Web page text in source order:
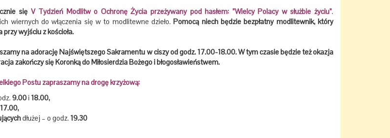
się V Tydzień Modlitw o Ochronę Życia przeżywany pod hasłem: ”Wielcy Polacy w służbie życiu”.
wiernych do włączenia się w to modlitewne dzieło.Pomocą niech będzie bezpłatny modlitewnik, który
wyjściu z kościoła.
na adorację Najświętszego Sakramentu w ciszy od godz. 17.00-18.00. W tym czasie będzie też okazja
zakończy się Koronką do Miłosierdzia Bożego i błogosławieństwem.
Postu zapraszamy na drogę krzyżową:
9.00i 18.00,
17.00,
dłużej – o godz. 19.30